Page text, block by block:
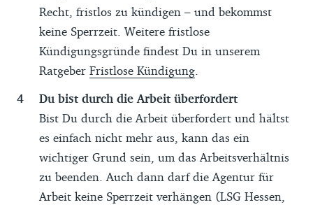
Recht, fristlos zu kündigen – und bekommst
keine Sperrzeit. Weitere fristlose
Kündigungsgründe findest Du in unserem
Ratgeber Fristlose Kündigung
Du bist durch die Arbeit überfordert
Bist Du durch die Arbeit überfordert und hältst
es einfach nicht mehr aus, kann das ein
wichtiger Grund sein, um das Arbeitsverhältnis
zu beenden. Auch dann darf die Agentur für
Arbeit keine Sperrzeit verhängen (LSG Hessen,